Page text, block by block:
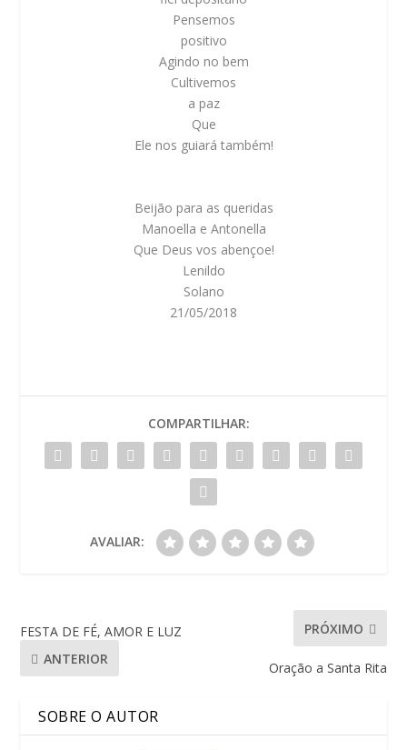
Pensemos
positivo
Agindo no bem
Cultivemos
a paz
Que
Ele nos guiará também!
Beijão para as queridas
Manoella e Antonella
Que Deus vos abençoe!
Lenildo
Solano
21/05/2018
COMPARTILHAR:
AVALIAR:
FESTA DE FÉ, AMOR E LUZ
ANTERIOR
PRÓXIMO
Oração a Santa Rita
SOBRE O AUTOR